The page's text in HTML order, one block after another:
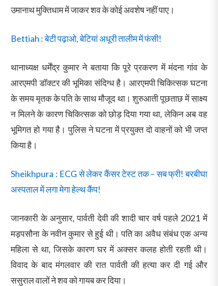
उमानाथ मुक्तिधाम में जाकर शव के कोई अवशेष नहीं पाए।
Bettiah : बेटी पढ़ाओ, बेटियां अधूरी तालीम में फंसी!
थानाध्यक्ष धर्मेंद्र कुमार ने बताया कि पूरे प्रकरण में मंदना गांव के
आरएमपी डॉक्टर की भूमिका संदिग्ध है। आरएमपी चिकित्सक घटना
के समय मृतक के पति के साथ मौजूद था। शुरुआती पूछताछ में साक्ष्य
न मिलने के कारण चिकित्सक को छोड़ दिया गया था, लेकिन अब वह
भूमिगत हो गया है। पुलिस ने घटना में प्रयुक्त दो वाहनों को भी जप्त
किया है।
Sheikhpura : ECG से लेकर कैंसर टेस्ट तक – सब फ्री! बरबीघा
अस्पताल में लगा मेगा हेल्थ कैंप!
जानकारी के अनुसार, पार्वती देवी की शादी चार वर्ष पहले 2021 में
मड़पसौना के नवीन कुमार से हुई थी। पति का अवैध संबंध एक अन्य
महिला से था, जिसके कारण घर में अक्सर कलह होती रहती थी।
विवाद के बाद मंगलवार की रात पार्वती की हत्या कर दी गई और
ससुराल वालों ने शव को गायब कर दिया।